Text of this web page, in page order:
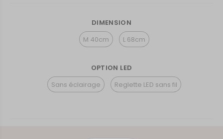
DIMENSION
M 40cm
L 68cm
OPTION LED
Sans éclairage
Reglette LED sans fil